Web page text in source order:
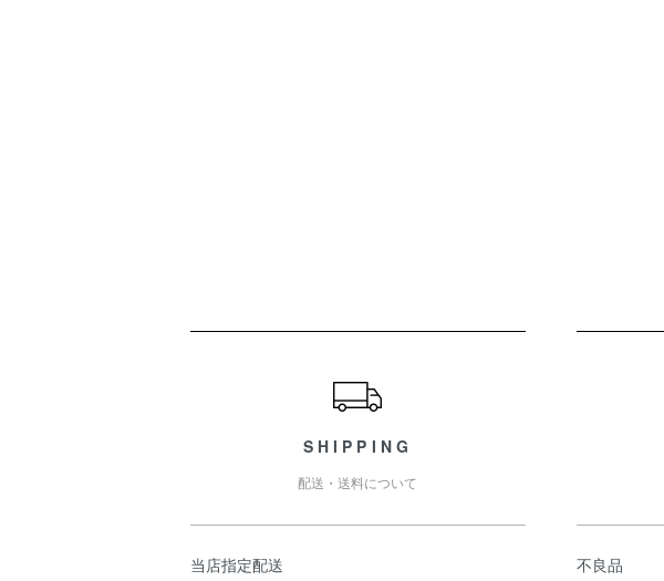
SHIPPING
配送・送料について
当店指定配送
不良品